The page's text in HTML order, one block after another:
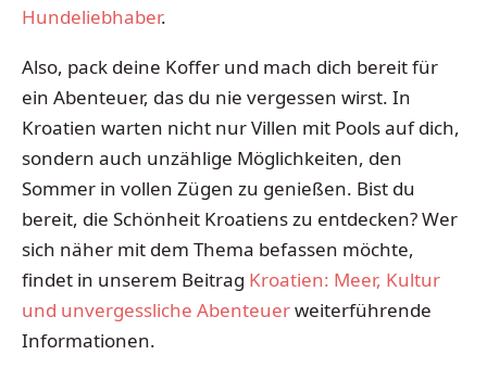
Hundeliebhaber.
Also, pack deine Koffer und mach dich bereit für
ein Abenteuer, das du nie vergessen wirst. In
Kroatien warten nicht nur Villen mit Pools auf dich,
sondern auch unzählige Möglichkeiten, den
Sommer in vollen Zügen zu genießen. Bist du
bereit, die Schönheit Kroatiens zu entdecken? Wer
sich näher mit dem Thema befassen möchte,
findet in unserem Beitrag Kroatien: Meer, Kultur
und unvergessliche Abenteuerweiterführende
Informationen.